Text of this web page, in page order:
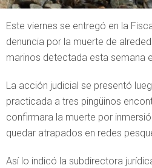
Este viernes se entregó en la
denuncia por la muerte de
marinos detectada esta semana
La acción judicial se presentó
practicada a tres pingüinos
confirmara la muerte por
quedar atrapados en redes
Así lo indicó la subdirectora